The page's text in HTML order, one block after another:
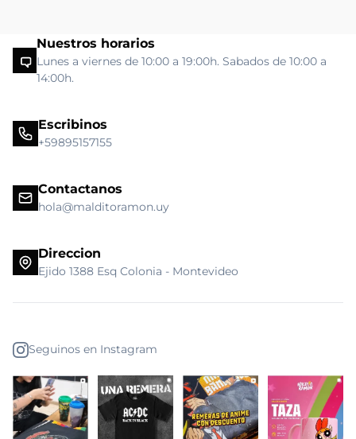
Nuestros horarios
Lunes a viernes de 10:00 a 19:00h. Sabados de 10:00 a
14:00h.
Escribinos
+59895157155
Contactanos
hola@malditoramon.uy
Direccion
Ejido 1388 Esq Colonia - Montevideo
Seguinos en Instagram